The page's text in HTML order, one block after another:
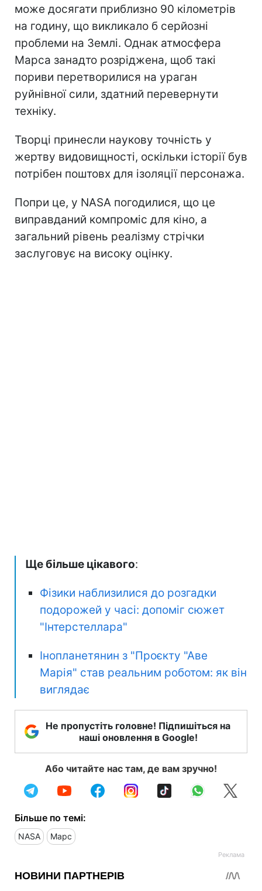
може досягати приблизно 90 кілометрів
на годину, що викликало б серйозні
проблеми на Землі. Однак атмосфера
Марса занадто розріджена, щоб такі
пориви перетворилися на ураган
руйнівної сили, здатний перевернути
техніку.
Творці принесли наукову точність у
жертву видовищності, оскільки історії був
потрібен поштовх для ізоляції персонажа.
Попри це, у NASA погодилися, що це
виправданий компроміс для кіно, а
загальний рівень реалізму стрічки
заслуговує на високу оцінку.
Ще більше цікавого:
Фізики наблизилися до розгадки
подорожей у часі: допоміг сюжет
"Інтерстеллара"
Інопланетянин з "Проєкту "Аве
Марія" став реальним роботом: як він
виглядає
Не пропустіть головне! Підпишіться на
наші оновлення в Google!
Або читайте нас там, де вам зручно!
Більше по темі:
NASA Марс